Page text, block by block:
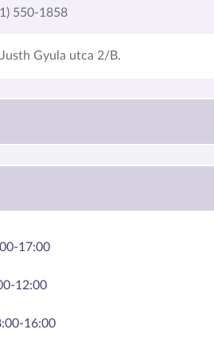
550-1858
Gyula utca 2/B.
17:00
12:00
16:00